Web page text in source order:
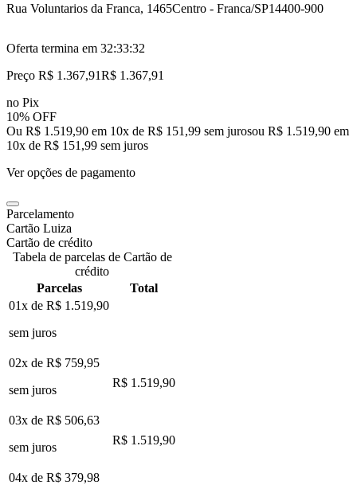
Rua Voluntarios da Franca, 1465Centro - Franca/SP14400-900
Oferta termina em 32:33:31
Preço R$ 1.367,91R$ 1.367,91
no Pix
10% OFF
Ou R$ 1.519,90 em 10x de R$ 151,99 sem jurosou R$ 1.519,90 em
10x de R$ 151,99 sem juros
Ver opções de pagamento
Parcelamento
Cartão Luiza
Cartão de crédito
Tabela de parcelas de Cartão de
crédito
Parcelas
Total
01x de R$ 1.519,90
sem juros
02x de R$ 759,95
sem juros
R$ 1.519,90
03x de R$ 506,63
sem juros
R$ 1.519,90
04x de R$ 379,98